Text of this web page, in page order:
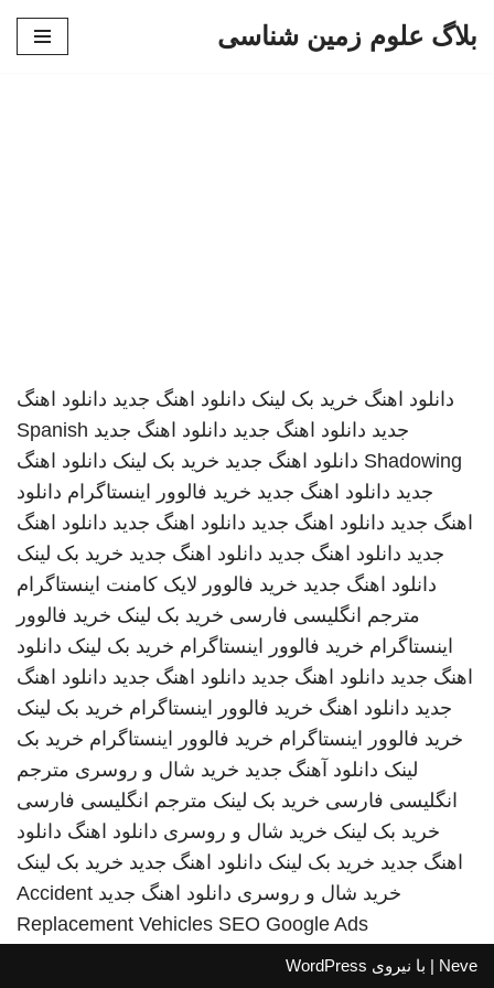
بلاگ علوم زمین شناسی
دانلود اهنگ خرید بک لینک دانلود اهنگ جدید دانلود اهنگ
جدید دانلود اهنگ جدید دانلود اهنگ جدید Spanish
Shadowing دانلود اهنگ جدید خرید بک لینک دانلود اهنگ
جدید دانلود اهنگ جدید خرید فالوور اینستاگرام دانلود
اهنگ جدید دانلود اهنگ جدید دانلود اهنگ جدید دانلود اهنگ
جدید دانلود اهنگ جدید دانلود اهنگ جدید خرید بک لینک
دانلود اهنگ جدید خرید فالوور لایک کامنت اینستاگرام
مترجم انگلیسی فارسی خرید بک لینک خرید فالوور
اینستاگرام خرید فالوور اینستاگرام خرید بک لینک دانلود
اهنگ جدید دانلود اهنگ جدید دانلود اهنگ جدید دانلود اهنگ
جدید دانلود اهنگ خرید فالوور اینستاگرام خرید بک لینک
خرید فالوور اینستاگرام خرید فالوور اینستاگرام خرید بک
لینک دانلود آهنگ جدید خرید شال و روسری مترجم
انگلیسی فارسی خرید بک لینک مترجم انگلیسی فارسی
خرید بک لینک خرید شال و روسری دانلود اهنگ دانلود
اهنگ جدید خرید بک لینک دانلود اهنگ جدید خرید بک لینک
خرید شال و روسری دانلود اهنگ جدید Accident
Replacement Vehicles SEO Google Ads
Neve | با نیروی WordPress